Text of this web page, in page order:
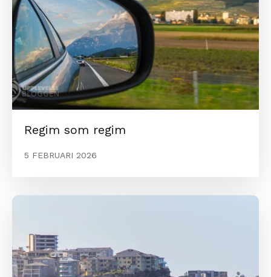
Regim som regim
5 FEBRUARI 2026